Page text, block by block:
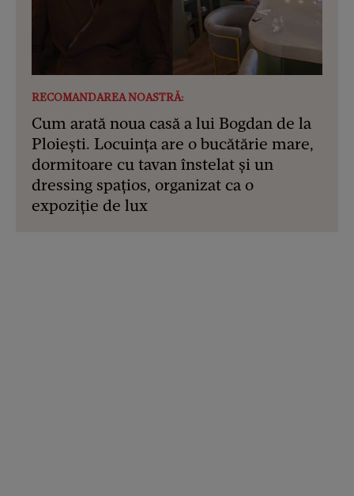
RECOMANDAREA NOASTRĂ:
Cum arată noua casă a lui Bogdan de la
Ploiești. Locuința are o bucătărie mare,
dormitoare cu tavan înstelat și un
dressing spațios, organizat ca o
expoziție de lux